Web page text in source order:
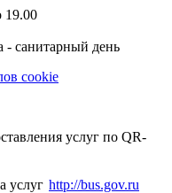
19.00
- санитарный день
cookie
услуг по QR-
http://bus.gov.ru